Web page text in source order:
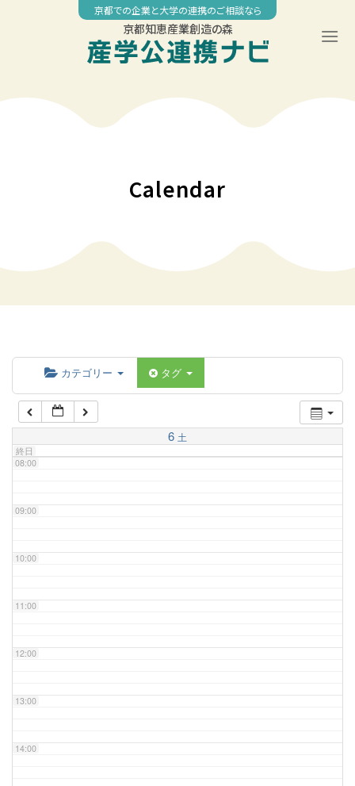
京都での企業と大学の連携のご相談なら
京都知恵産業創造の森
Calendar
カテゴリー タグ
6 土
終日
04:00
07:00
08:00
09:00
10:00
11:00
12:00
13:00
14:00